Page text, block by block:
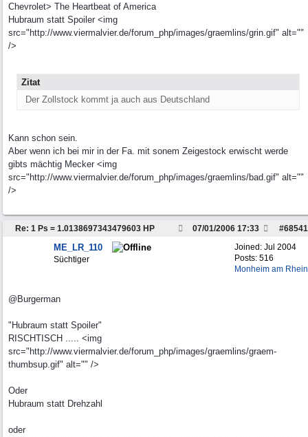
Chevrolet> The Heartbeat of America
Hubraum statt Spoiler <img
src="http://www.viermalvier.de/forum_php/images/graemlins/grin.gif" alt=""
/>
Zitat
Der Zollstock kommt ja auch aus Deutschland
Kann schon sein.
Aber wenn ich bei mir in der Fa. mit sonem Zeigestock erwischt werde
gibts mächtig Mecker <img
src="http://www.viermalvier.de/forum_php/images/graemlins/bad.gif" alt=""
/>
Re: 1 Ps = 1.0138697343479603 HP #68541
07/01/2006 17:33
Joined: Jul 2004
Posts: 516
Monheim am Rhein
ME_LR_110
Süchtiger
@Burgerman
"Hubraum statt Spoiler"
RISCHTISCH ..... <img
src="http://www.viermalvier.de/forum_php/images/graemlins/graem-
thumbsup.gif" alt="" />
Oder
Hubraum statt Drehzahl
oder